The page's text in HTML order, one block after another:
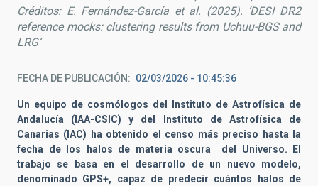
Créditos: E. Fernández-García et al. (2025). ‘DESI DR2
reference mocks: clustering results from Uchuu-BGS and
LRG’
FECHA DE PUBLICACIÓN 02/03/2026 - 10:45:36
Un equipo de cosmólogos del Instituto de Astrofísica de
Andalucía (IAA-CSIC) y del Instituto de Astrofísica de
Canarias (IAC) ha obtenido el censo más preciso hasta la
fecha de los halos de materia oscura del Universo. El
trabajo se basa en el desarrollo de un nuevo modelo,
denominado GPS+, capaz de predecir cuántos halos de